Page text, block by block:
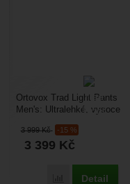
3 999Kč -15 %
3 399 Kč
Přidat 'Ortovox
Detail
Ortovox Trad Light Pants
Men's: Ultralehké, vysoce
navržené pro rychlé alpské...